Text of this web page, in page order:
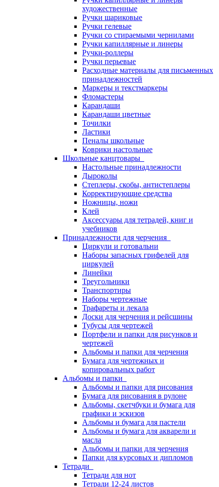
художественные
Ручки шариковые
Ручки гелевые
Ручки со стираемыми чернилами
Ручки капиллярные и линеры
Ручки-роллеры
Ручки перьевые
Расходные материалы для письменных
принадлежностей
Маркеры и текстмаркеры
Фломастеры
Карандаши
Карандаши цветные
Точилки
Ластики
Пеналы школьные
Коврики настольные
Школьные канцтовары
Настольные принадлежности
Дыроколы
Степлеры, скобы, антистеплеры
Корректирующие средства
Ножницы, ножи
Клей
Аксессуары для тетрадей, книг и
учебников
Принадлежности для черчения
Циркули и готовальни
Наборы запасных грифелей для
циркулей
Линейки
Треугольники
Транспортиры
Наборы чертежные
Трафареты и лекала
Доски для черчения и рейсшины
Тубусы для чертежей
Портфели и папки для рисунков и
чертежей
Альбомы и папки для черчения
Бумага для чертежных и
копировальных работ
Альбомы и папки
Альбомы и папки для рисования
Бумага для рисования в рулоне
Альбомы, скетчбуки и бумага для
графики и эскизов
Альбомы и бумага для пастели
Альбомы и бумага для акварели и
масла
Альбомы и папки для черчения
Папки для курсовых и дипломов
Тетради
Тетради для нот
Тетради 12-24 листов